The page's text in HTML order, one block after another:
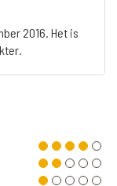
2016. Het is